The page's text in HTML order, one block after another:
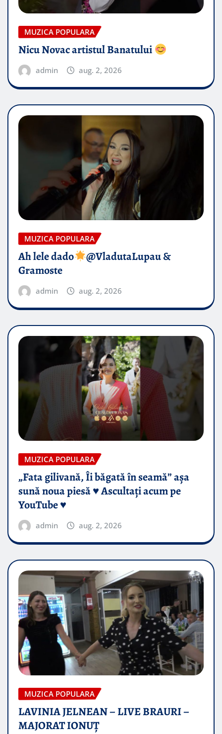
MUZICA POPULARA
Nicu Novac artistul Banatului
admin aug. 2, 2026
MUZICA POPULARA
Ah lele dado​
@VladutaLupau &
Gramoste
admin aug. 2, 2026
MUZICA POPULARA
„Fata gilivană, Îi băgată în seamă” așa
sună noua piesă ♥️ Ascultați acum pe
YouTube ♥️
admin aug. 2, 2026
MUZICA POPULARA
LAVINIA JELNEAN – LIVE BRAURI –
MAJORAT IONUŢ